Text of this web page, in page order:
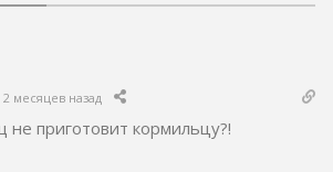
2 месяцев назад
приготовит кормильцу?!